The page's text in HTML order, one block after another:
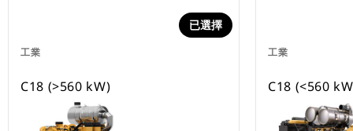
工業
已選擇
C18 (>560 kW)
工業
C18 (<560